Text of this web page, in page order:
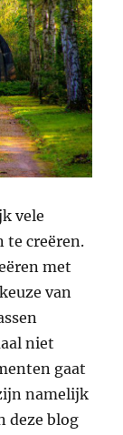
vele
te creëren.
met
van
niet
gaat
namelijk
deze blog